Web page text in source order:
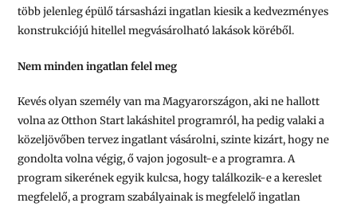
több jelenleg épülő társasházi ingatlan kiesik a kedvezményes
konstrukciójú hitellel megvásárolható lakások köréből.
Nem minden ingatlan felel meg
Kevés olyan személy van ma Magyarországon, aki ne hallott
volna az Otthon Start lakáshitel programról, ha pedig valaki a
közeljövőben tervez ingatlant vásárolni, szinte kizárt, hogy ne
gondolta volna végig, ő vajon jogosult-e a programra. A
program sikerének egyik kulcsa, hogy találkozik-e a kereslet
megfelelő, a program szabályainak is megfelelő ingatlan